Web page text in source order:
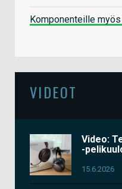
Komponenteille
VIDEOT
Video:
-
15.6.2026